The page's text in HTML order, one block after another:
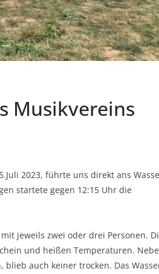
Musikvereins
2023, führte uns direkt ans
startete gegen 12:15 Uhr die
jeweils zwei oder drei Personen.
und heißen Temperaturen.
auch keiner trocken. Das